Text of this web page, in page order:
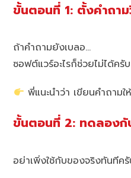
ขั้นตอนที่ 1: ตั้งคำถา
ถ้าคำถามยังเบลอ…
ซอฟต์แวร์อะไรก็ช่วยไม่ได้ครับ
พี่แนะนำว่า เขียนคำถาม
ขั้นตอนที่ 2: ทดลอง
อย่าเพิ่งใช้กับของจริงทันทีค